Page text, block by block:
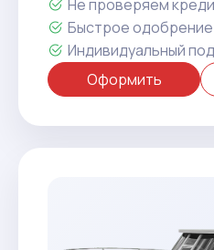
Не проверяем
Быстрое одобрение
Индивидуальный
Оформить